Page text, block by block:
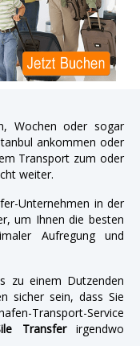
Wochen oder sogar
ankommen oder
Transport zum oder
weiter.
Unternehmen in der
um Ihnen die besten
Aufregung und
zu einem Dutzenden
sicher sein, dass Sie
Transport-Service
Transferirgendwo